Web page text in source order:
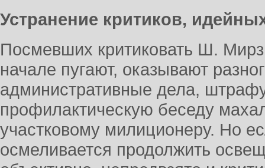
Устранение критиков,
Посмевших критиковать Ш.
начале пугают, оказывают
административные дела,
профилактическую беседу
участковому милиционеру. Но
осмеливается продолжить